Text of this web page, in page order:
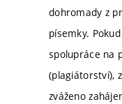
dohromady z
písemky.
spolupráce na
(plagiátorství),
zváženo